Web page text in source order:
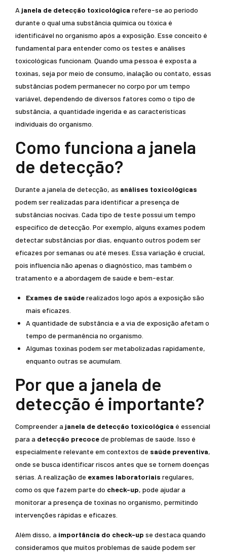
A janela de detecção toxicológica refere-se ao período
durante o qual uma substância química ou tóxica é
identificável no organismo após a exposição. Esse conceito é
fundamental para entender como os testes e análises
toxicológicas funcionam. Quando uma pessoa é exposta a
toxinas, seja por meio de consumo, inalação ou contato, essas
substâncias podem permanecer no corpo por um tempo
variável, dependendo de diversos fatores como o tipo de
substância, a quantidade ingerida e as características
individuais do organismo.
Como funciona a janela
de detecção?
Durante a janela de detecção, as análises toxicológicas
podem ser realizadas para identificar a presença de
substâncias nocivas. Cada tipo de teste possui um tempo
específico de detecção. Por exemplo, alguns exames podem
detectar substâncias por dias, enquanto outros podem ser
eficazes por semanas ou até meses. Essa variação é crucial,
pois influencia não apenas o diagnóstico, mas também o
tratamento e a abordagem de saúde e bem-estar.
Exames de saúderealizados logo após a exposição são
mais eficazes.
A quantidade de substância e a via de exposição afetam o
tempo de permanência no organismo.
Algumas toxinas podem ser metabolizadas rapidamente,
enquanto outras se acumulam.
Por que a janela de
detecção é importante?
Compreender a janela de detecção toxicológica é essencial
para a detecção precocede problemas de saúde. Isso é
especialmente relevante em contextos de saúde preventiva,
onde se busca identificar riscos antes que se tornem doenças
sérias. A realização de exames laboratoriais regulares,
como os que fazem parte do check-up, pode ajudar a
monitorar a presença de toxinas no organismo, permitindo
intervenções rápidas e eficazes.
Além disso, a importância do check-up se destaca quando
consideramos que muitos problemas de saúde podem ser